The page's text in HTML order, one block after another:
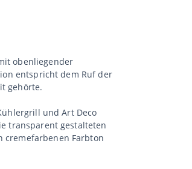
obenliegender
entspricht dem Ruf der
gehörte.
und Art Deco
transparent gestalteten
cremefarbenen Farbton